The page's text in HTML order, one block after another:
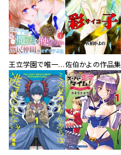
王立学園で唯一魔法が使えない庶民仲間のはずですよね～実は王子様で私を溺愛しているなんて告白はやめてください～佐伯かよの作品集